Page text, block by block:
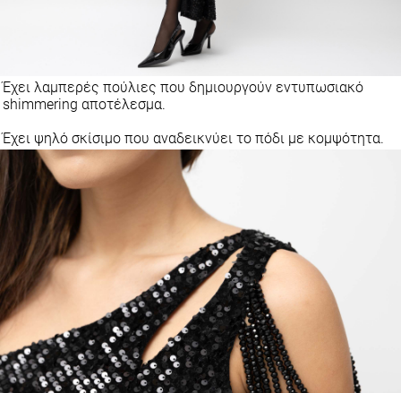
Έχει λαμπερές πούλιες που δημιουργούν εντυπωσιακό
shimmering αποτέλεσμα.
Έχει ψηλό σκίσιμο που αναδεικνύει το πόδι με κομψότητα.